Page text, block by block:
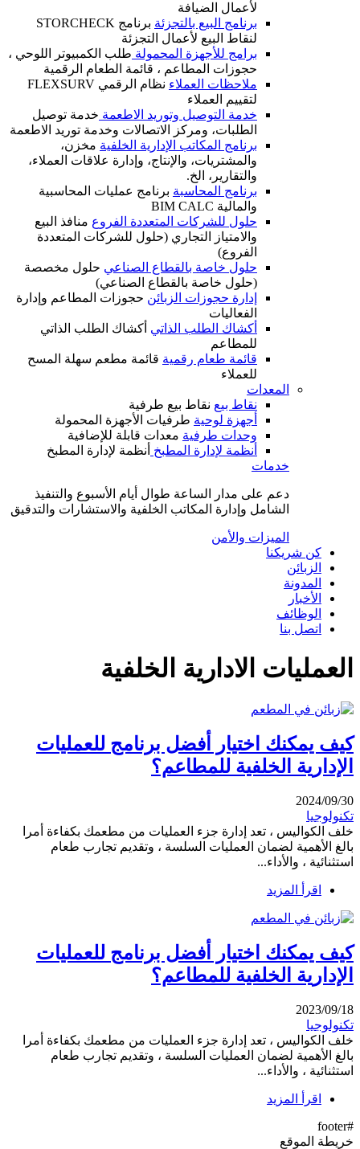
لأعمال الضيافة
برنامج البيع بالتجزئة
برنامج STORCHECK
لنقاط البيع لأعمال التجزئة
برامج للأجهزة المحمولة طلب الكمبيوتر اللوحي ،
حجوزات المطاعم ، قائمة الطعام الرقمية
ملاحظات العملاء
نظام الرقمي FLEXSURV
لتقييم العملاء
خدمة التوصيل وتوريد الاطعمة خدمة توصيل
الطلبات، ومركز الاتصالات وخدمة توريد الاطعمة
برنامج المكاتب الإدارية الخلفية مخزن،
والمشتريات، والإنتاج، وإدارة علاقات العملاء،
والتقارير، الخ.
برنامج المحاسبة برنامج عمليات المحاسبية
والمالية BIM CALC
حلول للشركات المتعددة الفروع منافذ البيع
والامتياز التجاري (حلول للشركات المتعددة
الفروع)
حلول خاصة بالقطاع الصناعي حلول مخصصة
(حلول خاصة بالقطاع الصناعي)
إدارة حجوزات الزبائن حجوزات المطاعم وإدارة
الفعاليات
أكشاك الطلب الذاتي أكشاك الطلب الذاتي
للمطاعم
قائمة طعام رقمية قائمة مطعم سهلة المسح
للعملاء
المعدات
نقاط بيع نقاط بيع طرفية
أجهزة لوحية طرفيات الأجهزة المحمولة
وحدات طرفية معدات قابلة للإضافية
أنظمة لإدارة المطبخ أنظمة لإدارة المطبخ
خدمات
دعم على مدار الساعة طوال أيام الأسبوع والتنفيذ
الشامل وإدارة المكاتب الخلفية والاستشارات والتدقيق
الميزات والأمن
كن شريكنا
الزبائن
المدونة
الأخبار
الوظائف
اتصل بنا
العمليات الادارية الخلفية
كيف يمكنك اختيار أفضل برنامج للعمليات
الإدارية الخلفية للمطاعم؟
2024/09/30
تكنولوجيا
خلف الكواليس ، تعد إدارة جزء العمليات من مطعمك بكفاءة أمرا
بالغ الأهمية لضمان العمليات السلسة ، وتقديم تجارب طعام
استثنائية ، والأداء...
اقرأ المزيد
كيف يمكنك اختيار أفضل برنامج للعمليات
الإدارية الخلفية للمطاعم؟
2023/09/18
تكنولوجيا
خلف الكواليس ، تعد إدارة جزء العمليات من مطعمك بكفاءة أمرا
بالغ الأهمية لضمان العمليات السلسة ، وتقديم تجارب طعام
استثنائية ، والأداء...
اقرأ المزيد
#footer
خريطة الموقع